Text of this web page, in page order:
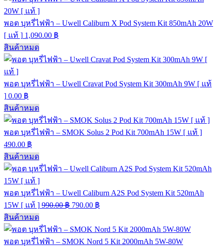
พอต บุหรี่ไฟฟ้า – Uwell Caliburn X Pod System Kit 850mAh 20W
[ แท้ ] 1,090.00 ฿
สินค้าหมด
พอต บุหรี่ไฟฟ้า – Uwell Cravat Pod System Kit 300mAh 9W [ แท้
] 0.00 ฿
สินค้าหมด
พอต บุหรี่ไฟฟ้า – SMOK Solus 2 Pod Kit 700mAh 15W [ แท้ ]
490.00 ฿
สินค้าหมด
พอต บุหรี่ไฟฟ้า – Uwell Caliburn A2S Pod System Kit 520mAh
15W [ แท้ ] 990.00฿ 790.00 ฿
สินค้าหมด
พอต บุหรี่ไฟฟ้า – SMOK Nord 5 Kit 2000mAh 5W-80W